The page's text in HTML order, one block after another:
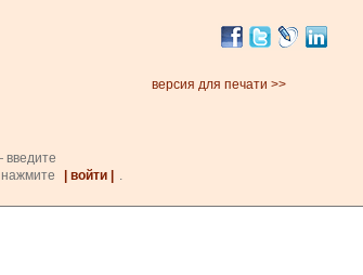
версия для печати >>
введите
| войти |
.